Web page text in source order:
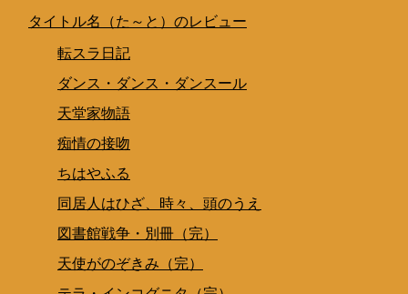
タイトル名（た～と）のレビュー
転スラ日記
ダンス・ダンス・ダンスール
天堂家物語
痴情の接吻
ちはやふる
同居人はひざ、時々、頭のうえ
図書館戦争・別冊（完）
天使がのぞきみ（完）